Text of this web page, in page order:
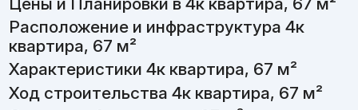
Расположение и инфраструктура 4к
квартира, 67 м²
Характеристики 4к квартира, 67 м²
Ход строительства 4к квартира, 67 м²